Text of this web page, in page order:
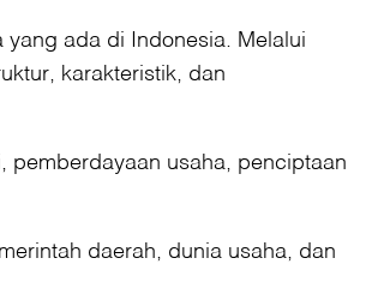
ada di Indonesia. Melalui
karakteristik, dan
pemberdayaan usaha, penciptaan
daerah, dunia usaha, dan